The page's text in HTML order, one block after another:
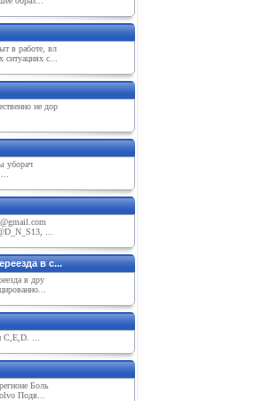
в работе, вл
с...
не дор
уборач
...
в с...
в дру
C,E,D. ...
Боль
Подв...